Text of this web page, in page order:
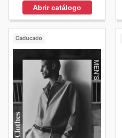
Abrir catálogo
Caducado